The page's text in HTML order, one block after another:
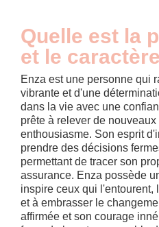
Quelle est la
et le
Enza est une personne qui
vibrante et d'une
dans la vie avec une
prête à relever de
enthousiasme. Son esprit
prendre des décisions
permettant de tracer son
assurance. Enza possède
inspire ceux qui l'entourent,
et à embrasser le
affirmée et son courage